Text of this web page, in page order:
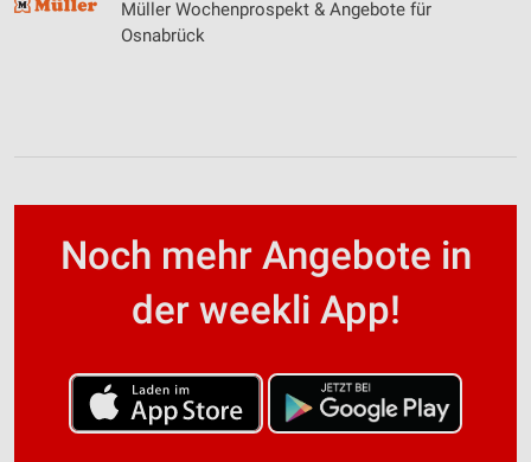
Müller Wochenprospekt & Angebote für
Osnabrück
Noch mehr Angebote in
der weekli App!